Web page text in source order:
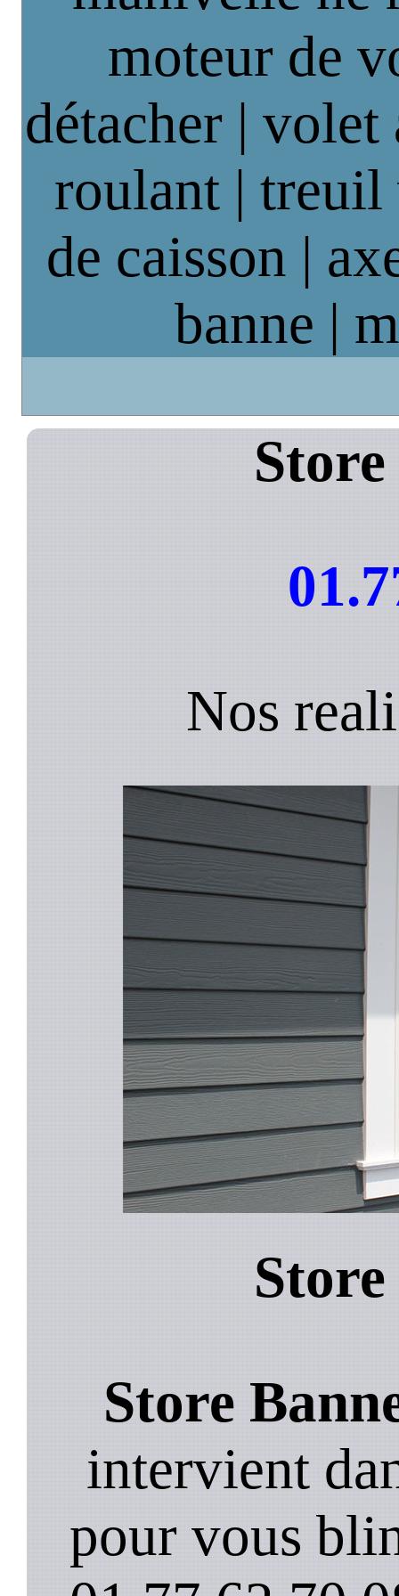
moteur de
détacher | volet
roulant |
de caisson |
banne |
Nos
Store
intervient
pour vous